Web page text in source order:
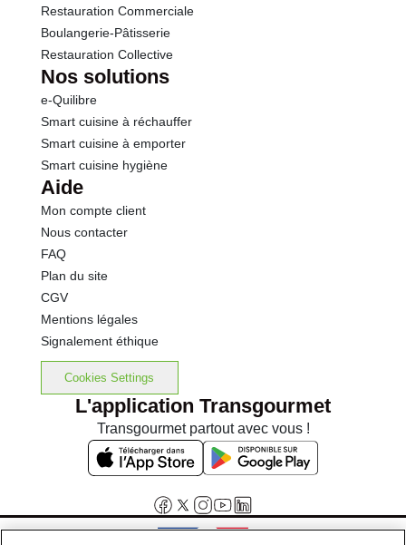
Restauration Commerciale
Boulangerie-Pâtisserie
Restauration Collective
Nos solutions
e-Quilibre
Smart cuisine à réchauffer
Smart cuisine à emporter
Smart cuisine hygiène
Aide
Mon compte client
Nous contacter
FAQ
Plan du site
CGV
Mentions légales
Signalement éthique
Cookies Settings
L'application Transgourmet
Transgourmet partout avec vous !